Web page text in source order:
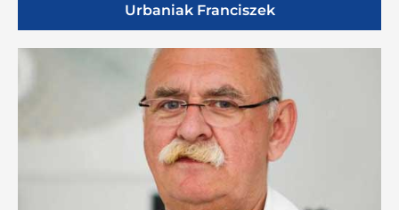
Urbaniak Franciszek